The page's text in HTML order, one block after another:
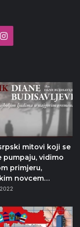
Instagram
mitovi koji se
pumpaju, vidimo
primjeru,
novcem…